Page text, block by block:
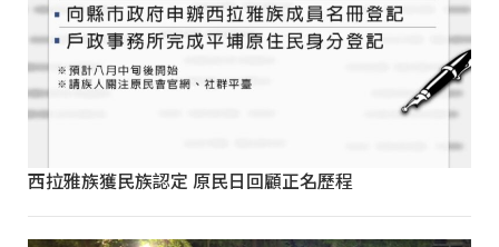
西拉雅族獲民族認定 原民日回顧正名歷程